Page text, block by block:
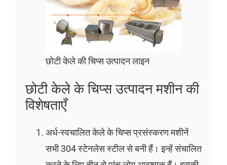
छोटी केले की चिप्स उत्पादन लाइन
छोटी केले के चिप्स उत्पादन मशीन की
विशेषताएँ
अर्ध-स्वचालित केले के चिप्स प्रसंस्करण मशीनें
सभी 304 स्टेनलेस स्टील से बनी हैं। इन्हें संचालित